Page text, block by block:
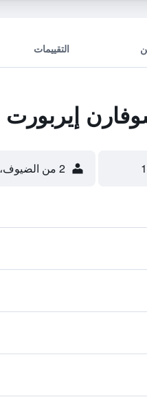
التقييمات
2 من الضيوف، غرفة واحدة